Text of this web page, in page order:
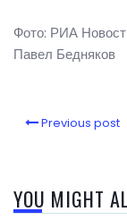
Фото: РИА
Павел Бедняков
Previous post
YOU MIGHT